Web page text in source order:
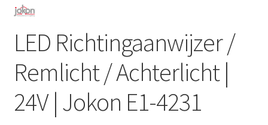
LED Richtingaanwijzer /
Remlicht / Achterlicht |
24V | Jokon E1-4231